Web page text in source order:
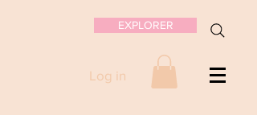
EXPLORER
Log in